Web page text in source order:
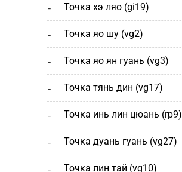
точка хэ ляо (gi19)
точка яо шу (vg2)
точка яо ян гуань (vg3)
точка тянь дин (vg17)
точка инь лин цюань (rp9)
точка дуань гуань (vg27)
точка лин тай (vg10)